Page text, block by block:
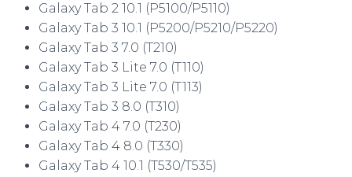
Galaxy Tab 2 10.1 (P5100/P5110)
Galaxy Tab 3 10.1 (P5200/P5210/P5220)
Galaxy Tab 3 7.0 (T210)
Galaxy Tab 3 Lite 7.0 (T110)
Galaxy Tab 3 Lite 7.0 (T113)
Galaxy Tab 3 8.0 (T310)
Galaxy Tab 4 7.0 (T230)
Galaxy Tab 4 8.0 (T330)
Galaxy Tab 4 10.1 (T530/T535)